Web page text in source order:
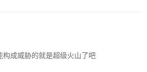
成威胁的就是超级火山了吧